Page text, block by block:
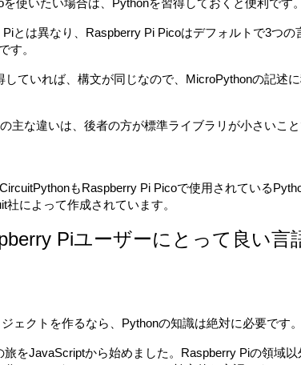
とは異なり、Raspberry Pi Picoはデフォルトで3つの
す。
していれば、構文が同じなので、MicroPythonの記述
主な違いは、後者の方が標準ライブラリが小さいこと
もRaspberry Pi Picoで使用されている
社によって作成されています。
Piユーザーにとって良い言
ェクトを作るなら、Pythonの知識は絶対に必要です。
をJavaScriptから始めました。Raspberry Piの領域